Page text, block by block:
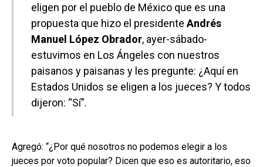
eligen por el pueblo de México que es una
propuesta que hizo el presidente Andrés
Manuel López Obrador, ayer-sábado-
estuvimos en Los Ángeles con nuestros
paisanos y paisanas y les pregunte: ¿Aquí en
Estados Unidos se eligen a los jueces? Y todos
dijeron: “Sí”.
Agregó: “¿Por qué nosotros no podemos elegir a los
jueces por voto popular? Dicen que eso es autoritario, eso